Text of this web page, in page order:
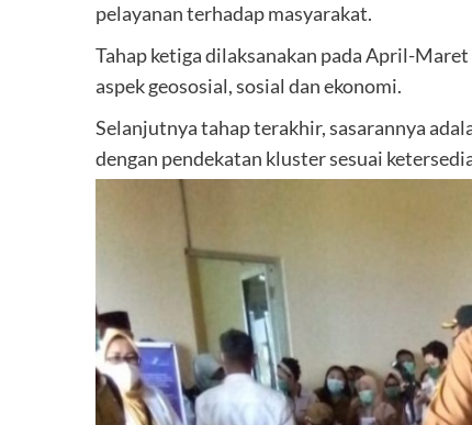
pelayanan terhadap masyarakat.
Tahap ketiga dilaksanakan pada April-
aspek geososial, sosial dan ekonomi.
Selanjutnya tahap terakhir, sasarannya
dengan pendekatan kluster sesuai